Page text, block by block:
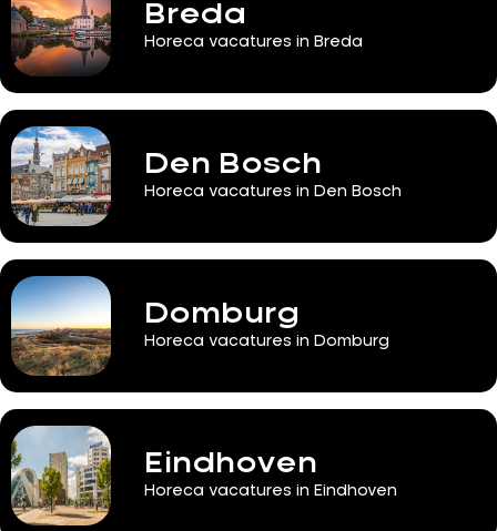
Breda
Horeca vacatures in Breda
Den Bosch
Horeca vacatures in Den Bosch
Domburg
Horeca vacatures in Domburg
Eindhoven
Horeca vacatures in Eindhoven